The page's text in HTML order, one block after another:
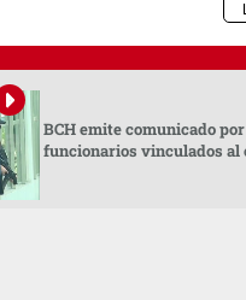
BCH emite comunicado
funcionarios vinculados al